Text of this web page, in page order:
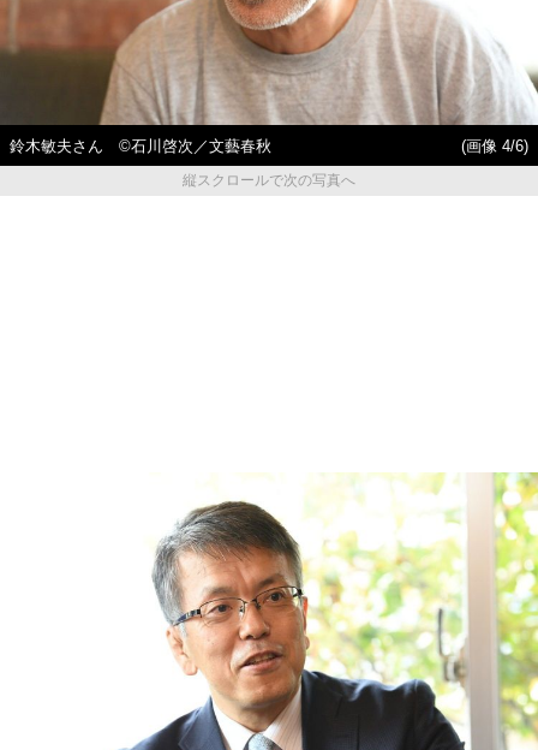
鈴木敏夫さん ©石川啓次／文藝春秋
(画像 4/6)
縦スクロールで次の写真へ